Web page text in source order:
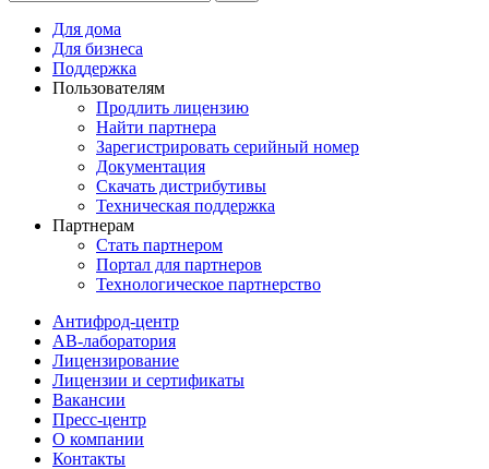
Для дома
Для бизнеса
Поддержка
Пользователям
Продлить лицензию
Найти партнера
Зарегистрировать серийный номер
Документация
Скачать дистрибутивы
Техническая поддержка
Партнерам
Стать партнером
Портал для партнеров
Технологическое партнерство
Антифрод-центр
АВ-лаборатория
Лицензирование
Лицензии и сертификаты
Вакансии
Пресс-центр
О компании
Контакты